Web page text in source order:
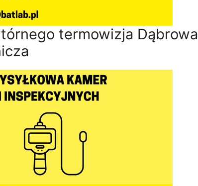
termowizja Dąbrowa